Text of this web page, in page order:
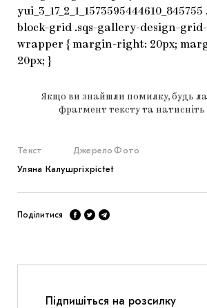
block-grid .sqs-gallery-design-
wrapper { margin-right: 20px;
20px; }
Якщо ви знайшли помилку, будь
фрагмент тексту та натисніть
Текст
Уляна Калуш
Джерело
prixpictet
Фото
Поділитися
Підпишіться на розсилку